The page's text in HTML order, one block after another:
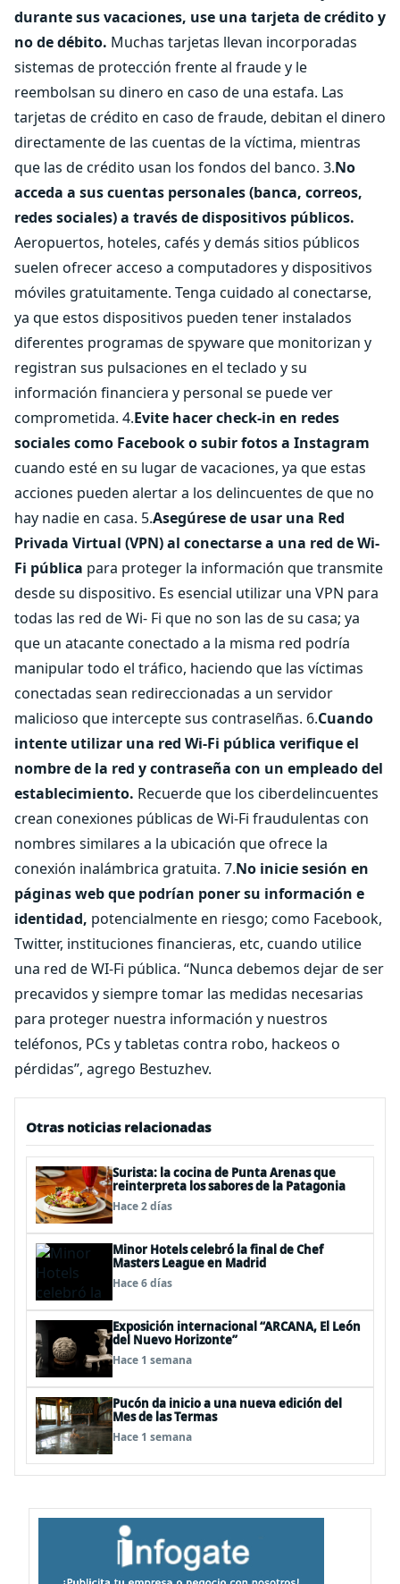
durante sus vacaciones, use una tarjeta de crédito y
no de débito. Muchas tarjetas llevan incorporadas
sistemas de protección frente al fraude y le
reembolsan su dinero en caso de una estafa. Las
tarjetas de crédito en caso de fraude, debitan el dinero
directamente de las cuentas de la víctima, mientras
que las de crédito usan los fondos del banco. 3.No
acceda a sus cuentas personales (banca, correos,
redes sociales) a través de dispositivos públicos.
Aeropuertos, hoteles, cafés y demás sitios públicos
suelen ofrecer acceso a computadores y dispositivos
móviles gratuitamente. Tenga cuidado al conectarse,
ya que estos dispositivos pueden tener instalados
diferentes programas de spyware que monitorizan y
registran sus pulsaciones en el teclado y su
información financiera y personal se puede ver
comprometida. 4.Evite hacer check-in en redes
sociales como Facebook o subir fotos a Instagram
cuando esté en su lugar de vacaciones, ya que estas
acciones pueden alertar a los delincuentes de que no
hay nadie en casa. 5.Asegúrese de usar una Red
Privada Virtual (VPN) al conectarse a una red de Wi-
Fi pública para proteger la información que transmite
desde su dispositivo. Es esencial utilizar una VPN para
todas las red de Wi- Fi que no son las de su casa; ya
que un atacante conectado a la misma red podría
manipular todo el tráfico, haciendo que las víctimas
conectadas sean redireccionadas a un servidor
malicioso que intercepte sus contraselñas. 6.Cuando
intente utilizar una red Wi-Fi pública verifique el
nombre de la red y contraseña con un empleado del
establecimiento. Recuerde que los ciberdelincuentes
crean conexiones públicas de Wi-Fi fraudulentas con
nombres similares a la ubicación que ofrece la
conexión inalámbrica gratuita. 7.No inicie sesión en
páginas web que podrían poner su información e
identidad, potencialmente en riesgo; como Facebook,
Twitter, instituciones financieras, etc, cuando utilice
una red de WI-Fi pública. “Nunca debemos dejar de ser
precavidos y siempre tomar las medidas necesarias
para proteger nuestra información y nuestros
teléfonos, PCs y tabletas contra robo, hackeos o
pérdidas”, agrego Bestuzhev.
Otras noticias relacionadas
Surista: la cocina de Punta Arenas que
reinterpreta los sabores de la Patagonia
Hace 2 días
Minor Hotels celebró la final de Chef
Masters League en Madrid
Hace 6 días
Exposición internacional “ARCANA, El León
del Nuevo Horizonte”
Hace 1 semana
Pucón da inicio a una nueva edición del
Mes de las Termas
Hace 1 semana